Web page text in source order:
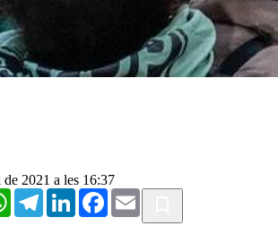
2021 a les 16:37
WhatsAppTelegramLinkedInFacebook
Email